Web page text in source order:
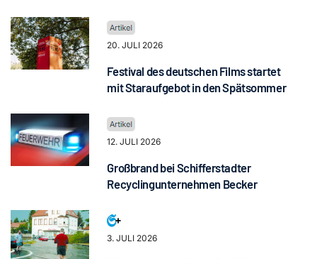
20. JULI 2026
Festival des deutschen Films startet
mit Staraufgebot in den Spätsommer
12. JULI 2026
Großbrand bei Schifferstadter
Recyclingunternehmen Becker
3. JULI 2026